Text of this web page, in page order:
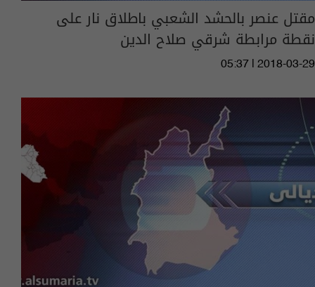
مقتل عنصر بالحشد الشعبي باطلاق نار على
نقطة مرابطة شرقي صلاح الدين
05:37 | 2018-03-29